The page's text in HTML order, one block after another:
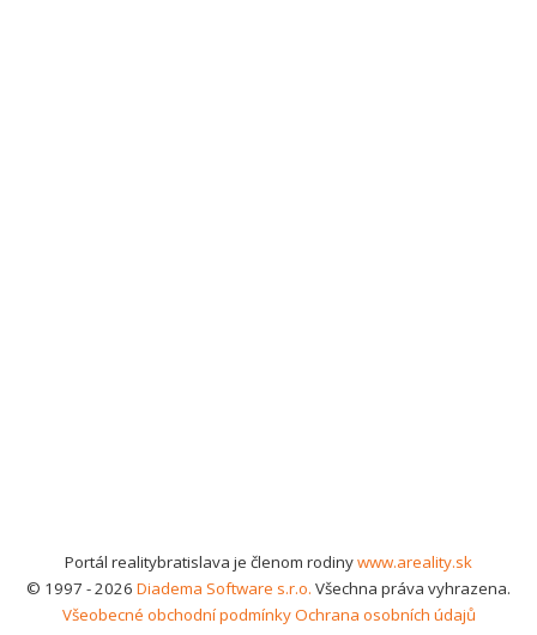
Portál realitybratislava je členom rodinywww.areality.sk
© 1997 - 2026 Diadema Software s.r.o. Všechna práva vyhrazena.
Všeobecné obchodní podmínkyOchrana osobních údajů